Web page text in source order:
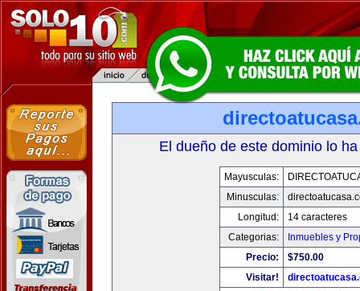
El dueño de este dominio lo
Mayusculas:
Minusculas:
Longitud:
14 caracteres
Categorias:
Inmuebles y
Precio:
$750.00
Visitar!